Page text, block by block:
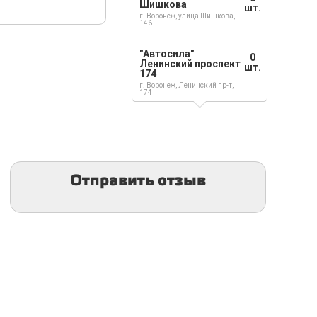
Шишкова
г. Воронеж, улица Шишкова,
146
шт.
"Автосила"
Ленинский проспект
174
г. Воронеж, Ленинский пр-т,
174
0
шт.
Отправить отзыв